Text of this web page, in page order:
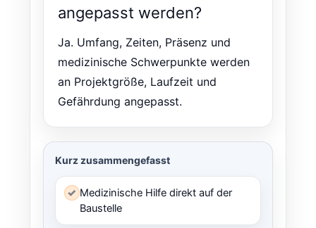
angepasst werden?
Ja. Umfang, Zeiten, Präsenz und
medizinische Schwerpunkte werden
an Projektgröße, Laufzeit und
Gefährdung angepasst.
Kurz zusammengefasst
✓ Medizinische Hilfe direkt auf der
Baustelle